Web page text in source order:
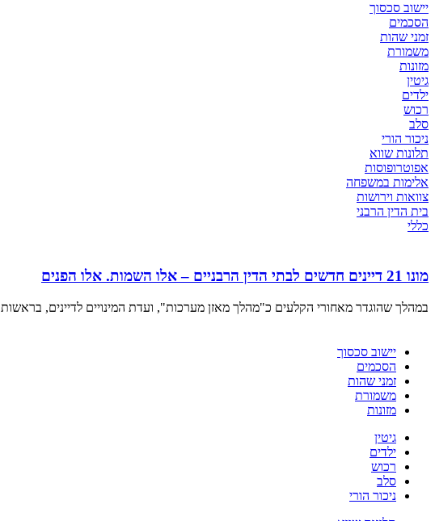
יישוב סכסוך
הסכמים
זמני שהות
משמורת
מזונות
גיטין
ילדים
רכוש
סלב
ניכור הורי
תלונות שווא
אפוטרופוסות
אלימות במשפחה
צוואות וירושות
בית הדין הרבני
כללי
מונו 21 דיינים חדשים לבתי הדין הרבניים – אלו השמות. אלו הפנים
במהלך שהוגדר מאחורי הקלעים כ"מהלך מאזן מערכות", ועדת המינויים לדיינים, בראשות
יישוב סכסוך
הסכמים
זמני שהות
משמורת
מזונות
גיטין
ילדים
רכוש
סלב
ניכור הורי